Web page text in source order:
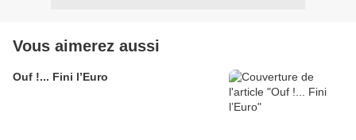
Vous aimerez aussi
Ouf !... Fini l’Euro